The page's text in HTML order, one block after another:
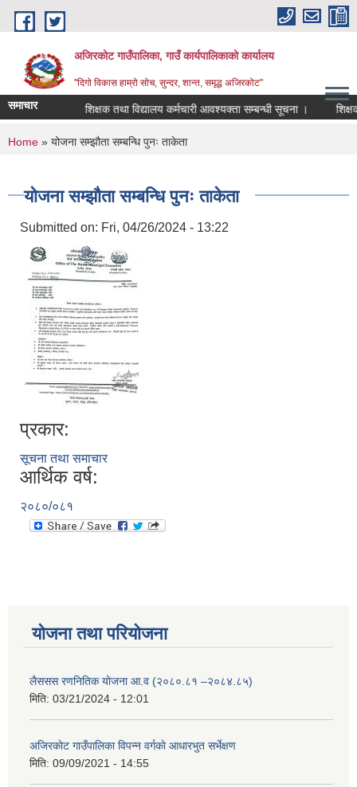
Skip to main content
अजिरकोट गाउँपालिका, गाउँ कार्यपालिकाको कार्यालय
"दिगो विकास हाम्रो सोच, सुन्दर, शान्त, समृद्ध अजिरकोट"
समाचार
सूचना !!! शिक्षक तथा विद्यालय कर्मचारी आवश्यक्ता सम्बन्धी सूचना । शिक्षक
You are here
Home » योजना सम्झौता सम्बन्धि पुनः ताकेता
योजना सम्झौता सम्बन्धि पुनः ताकेता
Submitted on: Fri, 04/26/2024 - 13:22
प्रकार:
सूचना तथा समाचार
आर्थिक वर्ष:
२०८०/०८१
योजना तथा परियोजना
लैससस रणनितिक योजना आ.व (२०८०.८१ –२०८४.८५)
मिति: 03/21/2024 - 12:01
अजिरकाेट गाउँपालिका विपन्न वर्गकाे आधारभुत सर्भेक्षण
मिति: 09/09/2021 - 14:55